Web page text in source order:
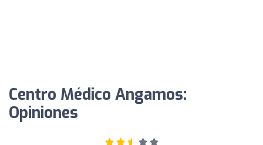
Centro Médico Angamos:
Opiniones